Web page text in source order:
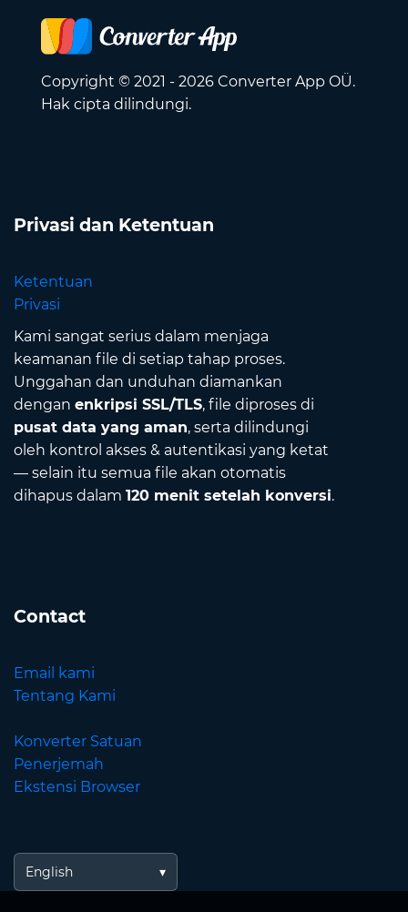
Copyright © 2021 - 2026 Converter App OÜ.
Hak cipta dilindungi.
Privasi dan Ketentuan
Ketentuan
Privasi
Kami sangat serius dalam menjaga
keamanan file di setiap tahap proses.
Unggahan dan unduhan diamankan
dengan enkripsi SSL/TLS, file diproses di
pusat data yang aman, serta dilindungi
oleh kontrol akses & autentikasi yang ketat
— selain itu semua file akan otomatis
dihapus dalam 120 menit setelah konversi.
Contact
Email kami
Tentang Kami
Konverter Satuan
Penerjemah
Ekstensi Browser
English